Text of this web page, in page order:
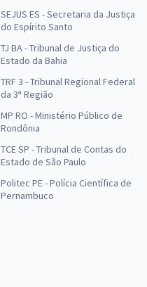
SEJUS ES - Secretaria da Justiça
do Espírito Santo
TJ BA - Tribunal de Justiça do
Estado da Bahia
TRF 3 - Tribunal Regional Federal
da 3ª Região
MP RO - Ministério Público de
Rondônia
TCE SP - Tribunal de Contas do
Estado de São Paulo
Politec PE - Polícia Científica de
Pernambuco